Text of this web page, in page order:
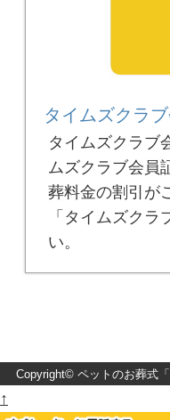
タイムズクラ
タイムズクラブ
ムズクラブ会員
葬料金の割引が
「タイムズクラ
い。
Copyright© ペットのお葬式
↑